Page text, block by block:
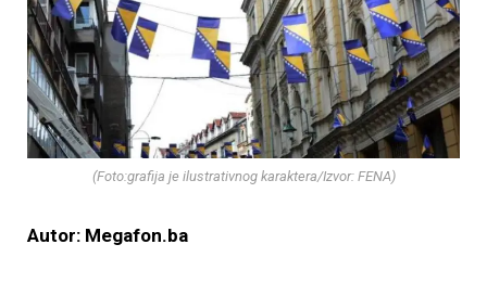
(Foto:grafija je ilustrativnog karaktera/Izvor: FENA)
Autor: Megafon.ba